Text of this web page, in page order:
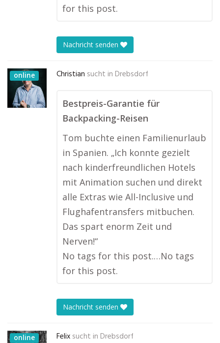
for this post.
Nachricht senden
online Christian sucht in Drebsdorf
Bestpreis-Garantie für
Backpacking-Reisen
Tom buchte einen Familienurlaub
in Spanien. „Ich konnte gezielt
nach kinderfreundlichen Hotels
mit Animation suchen und direkt
alle Extras wie All-Inclusive und
Flughafentransfers mitbuchen.
Das spart enorm Zeit und
Nerven!“
No tags for this post.…No tags
for this post.
Nachricht senden
online Felix sucht in Drebsdorf